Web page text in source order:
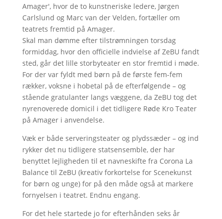
Amager', hvor de to kunstneriske ledere, Jørgen
Carlslund og Marc van der Velden, fortæller om
teatrets fremtid på Amager.
Skal man dømme efter tilstrømningen torsdag
formiddag, hvor den officielle indvielse af ZeBU fandt
sted, går det lille storbyteater en stor fremtid i møde.
For der var fyldt med børn på de første fem-fem
rækker, voksne i hobetal på de efterfølgende – og
stående gratulanter langs væggene, da ZeBU tog det
nyrenoverede domicil i det tidligere Røde Kro Teater
på Amager i anvendelse.
Væk er både serveringsteater og plydssæder – og ind
rykker det nu tidligere statsensemble, der har
benyttet lejligheden til et navneskifte fra Corona La
Balance til ZeBU (kreativ forkortelse for Scenekunst
for børn og unge) for på den måde også at markere
fornyelsen i teatret. Endnu engang.
For det hele startede jo for efterhånden seks år